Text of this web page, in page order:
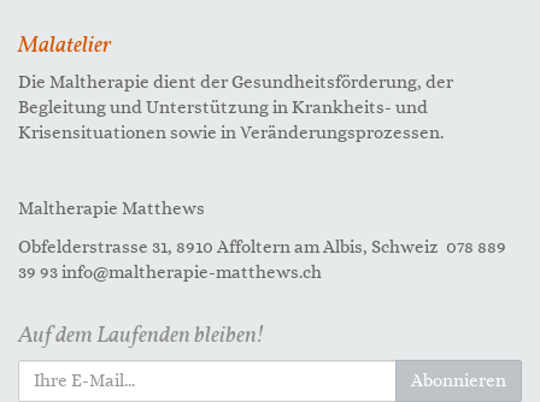
Malatelier
Die Maltherapie dient der Gesundheitsförderung, der
Begleitung und Unterstützung in Krankheits- und
Krisensituationen sowie in Veränderungsprozessen.
Maltherapie Matthews
Obfelderstrasse 31, 8910 Affoltern am Albis, Schweiz 078 889
39 93 info@maltherapie-matthews.ch
Auf dem Laufenden bleiben!
Abonnieren